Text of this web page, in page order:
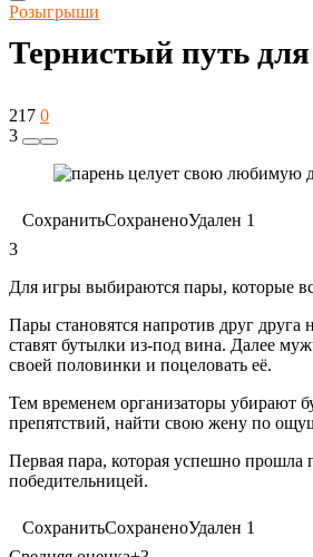
Розыгрыши
Тернистый путь
217 0
3
СохранитьСохраненоУдален 1
3
Для игры выбираются пары, которые
Пары становятся напротив друг
ставят бутылки из-под вина. Далее
своей половинки и поцеловать её.
Тем временем организаторы
препятствий, найти свою жену по
Первая пара, которая успешно прошла
победительницей.
СохранитьСохраненоУдален 1